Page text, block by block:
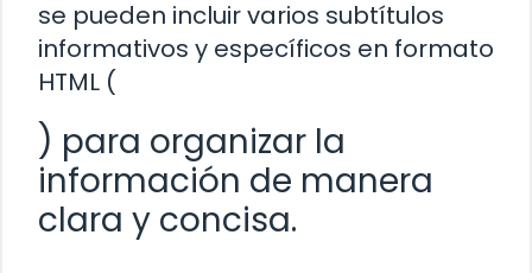
se pueden incluir varios subtítulos
informativos y específicos en formato
HTML (
) para organizar la
información de manera
clara y concisa.